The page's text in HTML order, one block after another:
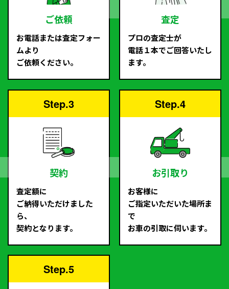
ご依頼
お電話または査定フォー
ムより
ご依頼ください。
査定
プロの査定士が
電話１本でご回答いたし
ます。
Step.3
契約
査定額に
ご納得いただけました
ら、
契約となります。
Step.4
お引取り
お客様に
ご指定いただいた場所ま
で
お車の引取に伺います。
Step.5